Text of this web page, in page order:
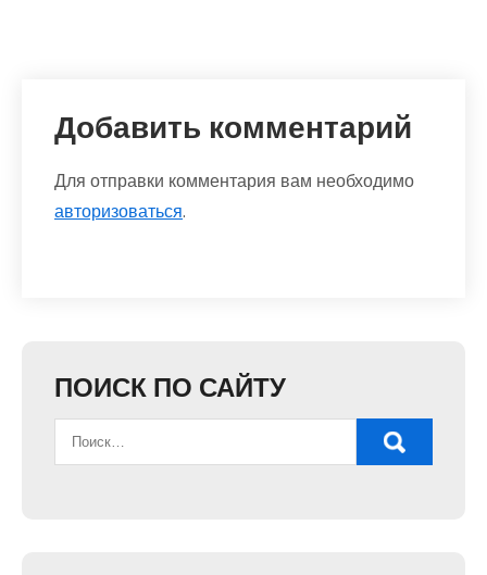
Добавить комментарий
Для отправки комментария вам необходимо
авторизоваться.
ПОИСК ПО САЙТУ